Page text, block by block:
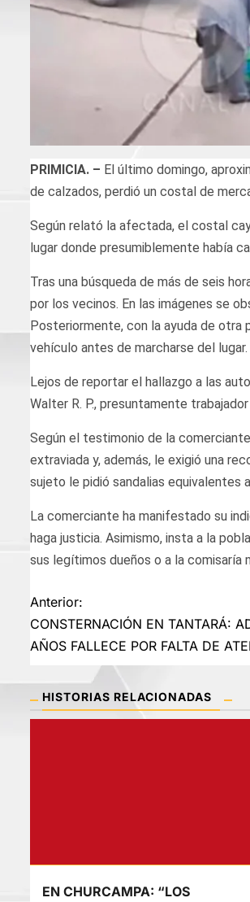
PRIMICIA. – El último domingo,
de calzados, perdió un costal de
Según relató la afectada, el costal
lugar donde presumiblemente había
Tras una búsqueda de más de seis
por los vecinos. En las imágenes se
Posteriormente, con la ayuda de otra
vehículo antes de marcharse del lugar.
Lejos de reportar el hallazgo a las
Walter R. P., presuntamente
Según el testimonio de la
extraviada y, además, le exigió una
sujeto le pidió sandalias
La comerciante ha manifestado su
haga justicia. Asimismo, insta a la
sus legítimos dueños o a la comisaría
Navegación
de
entradas
Anterior:
CONSTERNACIÓN EN TANTARÁ:
AÑOS FALLECE POR FALTA DE
HISTORIAS RELACIONADAS
EN CHURCAMPA: “LOS